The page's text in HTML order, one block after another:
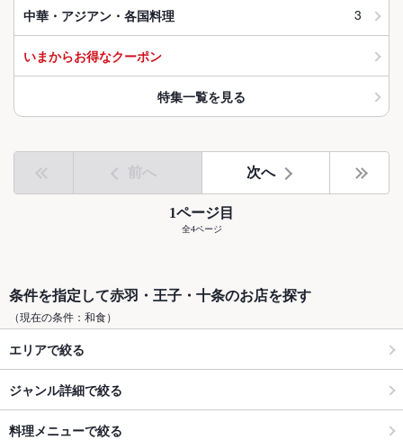
中華・アジアン・各国料理 3
いまからお得なクーポン
特集一覧を見る
前へ 次へ
1ページ目
全4ページ
条件を指定して赤羽・王子・十条のお店を探す
（現在の条件：和食）
エリアで絞る
ジャンル詳細で絞る
料理メニューで絞る